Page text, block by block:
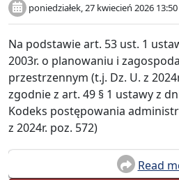
poniedziałek, 27 kwiecień 2026 13:50
Na podstawie art. 53 ust. 1
2003r. o planowaniu i
przestrzennym (t.j. Dz. U. z
zgodnie z art. 49 § 1 ustawy z
Kodeks postępowania
z 2024r. poz. 572)
Read